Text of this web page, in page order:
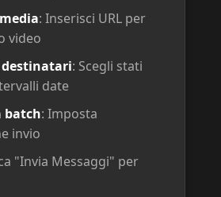
: Inserisci URL per
video
destinatari: Scegli stati
date
batch: Imposta
invio
"Invia Messaggi" per